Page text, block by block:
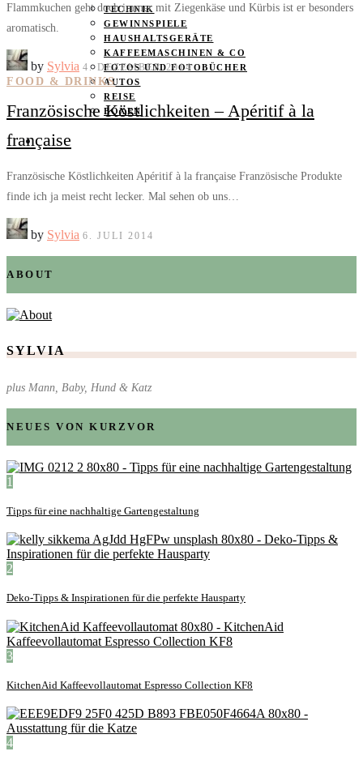
TECHNIK
GEWINNSPIELE
HAUSHALTSGERÄTE
KAFFEEMASCHINEN & CO
FOTOS UND FOTOBÜCHER
AUTOS
REISE
BOXEN
KIND & KEGEL
Flammkuchen geht doch immer mit Ziegenkäse und Kürbis ist er besonders
aromatisch.
by Sylvia 4. DEZEMBER 2014
FOOD & DRINKS
Französische Köstlichkeiten – Apéritif à la
française
Französische Köstlichkeiten Apéritif à la française Französische Produkte
finde ich ja meist recht lecker. Mal sehen ob uns…
by Sylvia 6. JULI 2014
ABOUT
SYLVIA
plus Mann, Baby, Hund & Katz
NEUES VON KURZVOR
1
Tipps für eine nachhaltige Gartengestaltung
2
Deko-Tipps & Inspirationen für die perfekte Hausparty
3
KitchenAid Kaffeevollautomat Espresso Collection KF8
4